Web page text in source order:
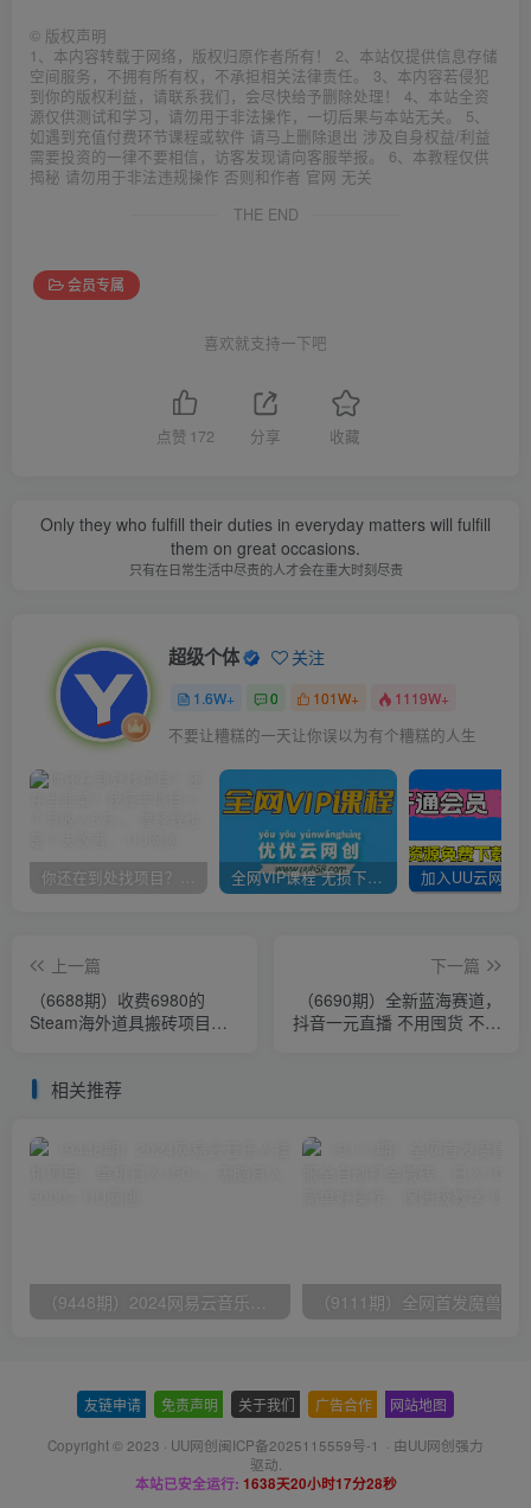
© 版权声明
1、本内容转载于网络，版权归原作者所有！ 2、本站仅提供信息存储
空间服务，不拥有所有权，不承担相关法律责任。 3、本内容若侵犯
到你的版权利益，请联系我们，会尽快给予删除处理！ 4、本站全资
源仅供测试和学习，请勿用于非法操作，一切后果与本站无关。 5、
如遇到充值付费环节课程或软件 请马上删除退出 涉及自身权益/利益
需要投资的一律不要相信，访客发现请向客服举报。 6、本教程仅供
揭秘 请勿用于非法违规操作 否则和作者 官网 无关
THE END
会员专属
喜欢就支持一下吧
点赞 172 分享 收藏
Only they who fulfill their duties in everyday matters will fulfill
them on great occasions.
只有在日常生活中尽责的人才会在重大时刻尽责
超级个体 关注
1.6W+ 0 101W+ 1119W+
不要让糟糕的一天让你误以为有个糟糕的人生
你还在到处找项目？还在当韭菜？我靠卖项目一个月收入5万+，曾经我也是个失败者。 全网VIP课程 无损下载~
上一篇
（6688期）收费6980的
Steam海外道具搬砖项目，
下一篇
（6690期）全新蓝海赛道，
抖音一元直播 不用囤货 不用
相关推荐
友链申请 免责声明 关于我们 广告合作 网站地图
Copyright © 2023 · UU网创闽ICP备2025115559号-1 · 由UU网创强力
驱动.
本站已安全运行: 1638天20小时17分28秒